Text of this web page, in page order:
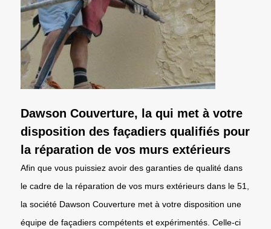
Dawson Couverture, la qui met à votre
disposition des façadiers qualifiés pour
la réparation de vos murs extérieurs
Afin que vous puissiez avoir des garanties de qualité dans
le cadre de la réparation de vos murs extérieurs dans le 51,
la société Dawson Couverture met à votre disposition une
équipe de façadiers compétents et expérimentés. Celle-ci